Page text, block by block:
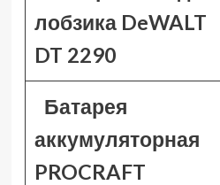
лобзика DeWALT
DT 2290
Батарея
аккумуляторная
PROCRAFT